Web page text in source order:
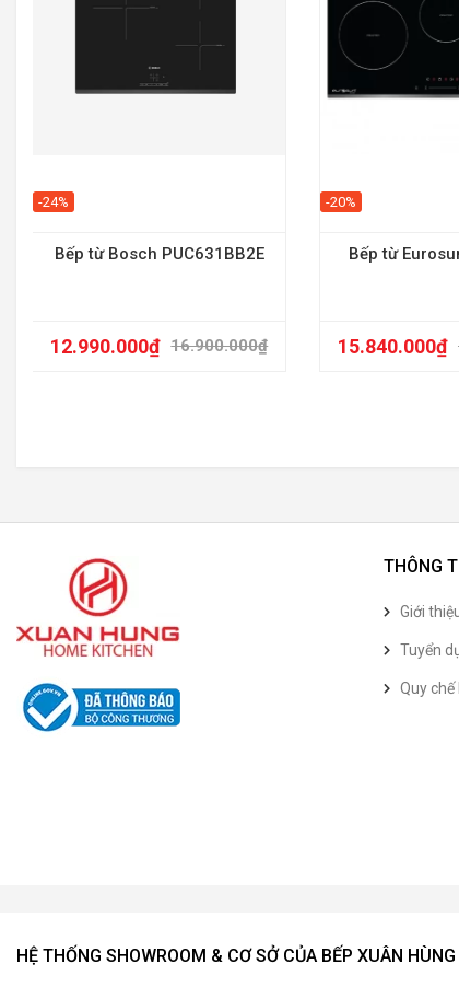
-24%
Bếp từ Bosch PUC631BB2E
16.900.000₫
12.990.000₫
-20%
Bếp từ
15.840.000₫
THÔNG
Giới
Tuyển
Quy
HỆ THỐNG SHOWROOM & CƠ SỞ CỦA BẾP XUÂN HÙNG